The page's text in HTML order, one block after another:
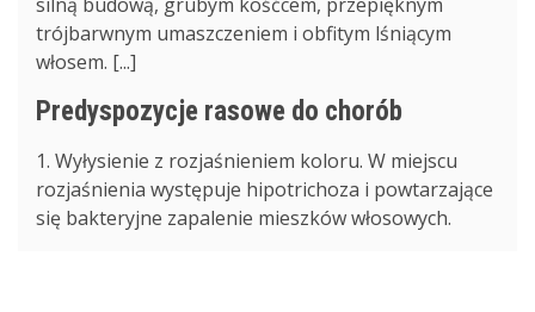
trójbarwnym umaszczeniem i obfitym lśniącym
włosem. [...]
Predyspozycje rasowe do chorób
1. Wyłysienie z rozjaśnieniem koloru. W miejscu
rozjaśnienia występuje hipotrichoza i powtarzające
się bakteryjne zapalenie mieszków włosowych.